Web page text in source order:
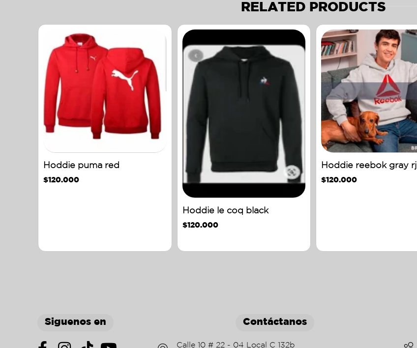
RELATED PRODUCTS
Hoddie puma red
$120.000
Hoddie le coq black
$120.000
Hoddie reebok gray rj
$120.000
Siguenos en Contáctanos
Calle 10 # 22 - 04 Local C 132b